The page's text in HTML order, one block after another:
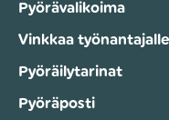
Pyörävalikoima
Vinkkaa työnantajalle
Pyöräilytarinat
Pyöräposti